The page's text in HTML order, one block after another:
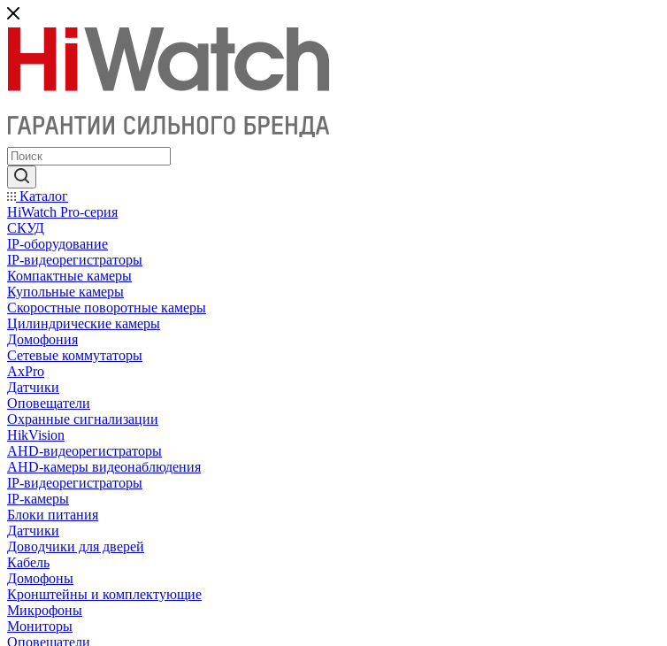
Каталог
HiWatch Pro-серия
CКУД
IP-оборудование
IP-видеорегистраторы
Компактные камеры
Купольные камеры
Скоростные поворотные камеры
Цилиндрические камеры
Домофония
Сетевые коммутаторы
AxPro
Датчики
Оповещатели
Охранные сигнализации
HikVision
AHD-видеорегистраторы
AHD-камеры видеонаблюдения
IP-видеорегистраторы
IP-камеры
Блоки питания
Датчики
Доводчики для дверей
Кабель
Домофоны
Кронштейны и комплектующие
Микрофоны
Мониторы
Оповещатели